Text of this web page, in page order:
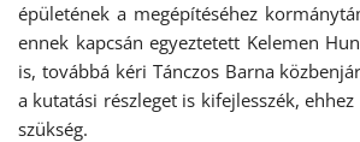
épületének a megépítéséhez
ennek kapcsán egyeztetett Kelemen
is, továbbá kéri Tánczos Barna
a kutatási részleget is kifejlesszék,
szükség.